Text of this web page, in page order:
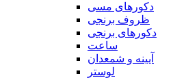
دکورهای مسی
ظروف برنجی
دکورهای برنجی
ساعت
آیینه و شمعدان
لوستر